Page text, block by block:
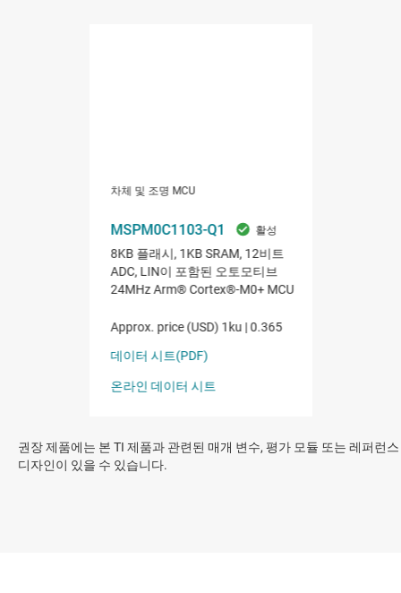
권장 제품에는 본 TI 제품과 관련된 매개 변수, 평가 모듈 또는 레퍼런스
디자인이 있을 수 있습니다.